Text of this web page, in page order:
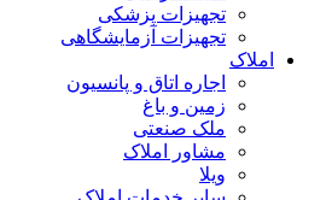
تجهیزات پزشکی
تجهیزات آزمایشگاهی
املاک
اجاره اتاق و پانسیون
زمین و باغ
ملک صنعتی
مشاور املاک
ویلا